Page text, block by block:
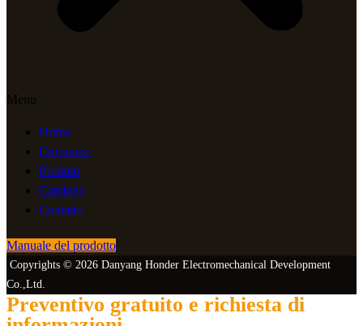
Menu
Home
Chi siamo
Prodotti
Catalogo
Contatto
Manuale del prodotto
Copyrights © 2026 Danyang Honder Electromechanical Development
Co.,Ltd.
Preventivo gratuito e richiesta di